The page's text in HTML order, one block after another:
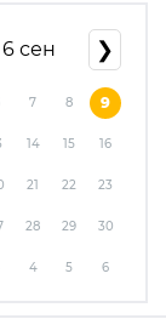
сен ❯
7 8 9
14 15 16
21 22 23
28 29 30
4 5 6